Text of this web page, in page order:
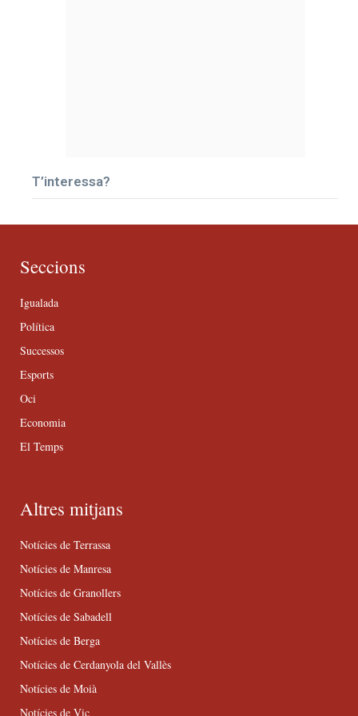
T’interessa?
Seccions
Igualada
Política
Successos
Esports
Oci
Economia
El Temps
Altres mitjans
Notícies de Terrassa
Notícies de Manresa
Notícies de Granollers
Notícies de Sabadell
Notícies de Berga
Notícies de Cerdanyola del Vallès
Notícies de Moià
Notícies de Vic